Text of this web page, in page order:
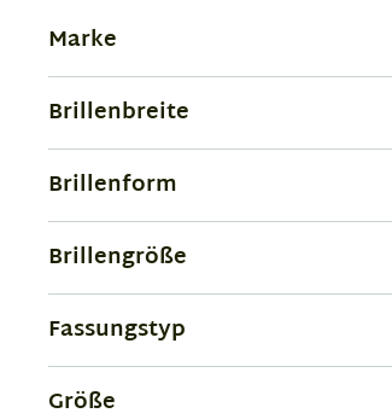
Marke
Brillenbreite
Brillenform
Brillengröße
Fassungstyp
Größe